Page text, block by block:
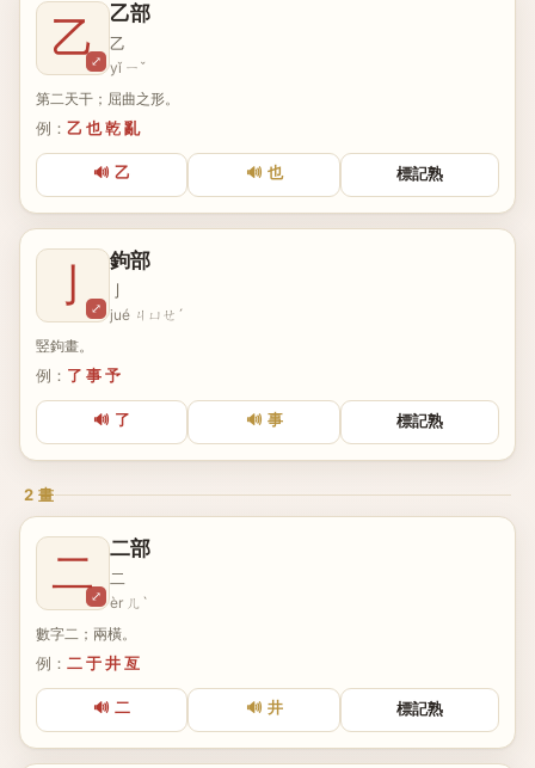
乙⤢
乙部
乙
yǐ ㄧˇ
第二天干；屈曲之形。
例： 乙 也 乾 亂
🔊 乙 🔊 也 標記熟
亅⤢
鉤部
亅
jué ㄐㄩㄝˊ
竪鉤畫。
例： 了 事 予
🔊 了 🔊 事 標記熟
2 畫
二⤢
二部
二
èr ㄦˋ
數字二；兩橫。
例： 二 于 井 亙
🔊 二 🔊 井 標記熟